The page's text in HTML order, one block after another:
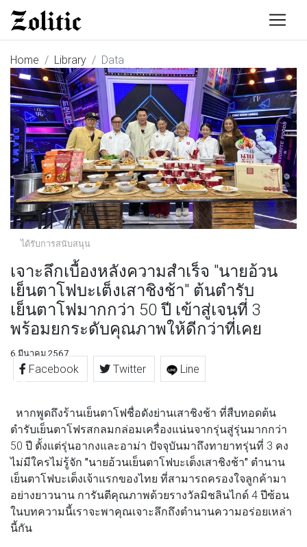
Home Library Data
ได้รับการสนับสนุน
เจาะลึกเบื้องหลังความสำเร็จ "นายอ้วน
เย็นตาโฟบะเต็งเสาชิงช้า" ต้นตำรับ
เย็นตาโฟมากกว่า 50 ปี เข้าสู่เจนที่ 3
พร้อมยกระดับคุณภาพให้ดีกว่าที่เคย
6 มีนาคม 2567
Facebook Twitter Line
หากพูดถึงร้านเย็นตาโฟชื่อดังย่านเสาชิงช้า ที่สืบทอดต้น
ตำรับเย็นตาโฟรสกลมกล่อมเครื่องแน่นจากรุ่นสู่รุ่นมากกว่า
50 ปี ตั้งแต่รุ่นอากงและอาม่า ปัจจุบันมาถึงทายาทรุ่นที่ 3 คง
ไม่มีใครไม่รู้จัก "นายอ้วนเย็นตาโฟบะเต็งเสาชิงช้า" ตำนาน
เย็นตาโฟบะเต็งเจ้าแรกของไทย ที่สามารถครองใจลูกค้ามา
อย่างยาวนาน การันตีคุณภาพด้วยรางวัลมิชลินไกด์ 4 ปีซ้อน
ในบทความนี้เราจะพาคุณเจาะลึกถึงตำนานความอร่อยเหล่า
นี้กัน